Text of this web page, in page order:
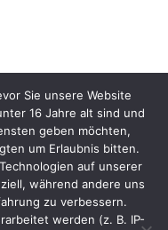
Sie unsere Website
16 Jahre alt sind und
geben möchten,
um Erlaubnis bitten.
auf unserer
während andere uns
zu verbessern.
werden (z. B. IP-